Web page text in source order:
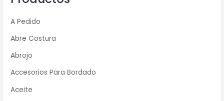
A Pedido
Abre Costura
Abrojo
Accesorios Para Bordado
Aceite